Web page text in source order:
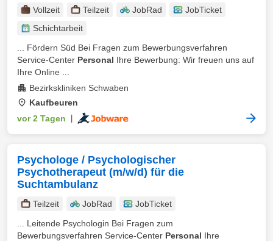
Vollzeit Teilzeit JobRad
JobTicket
Schichtarbeit
... Fördern Süd Bei Fragen zum Bewerbungsverfahren
Service-Center Personal Ihre Bewerbung: Wir freuen uns auf
Ihre Online ...
Bezirkskliniken Schwaben
Kaufbeuren
vor 2 Tagen
Psychologe / Psychologischer
Psychotherapeut (m/w/d) für die
Suchtambulanz
Teilzeit JobRad
JobTicket
... Leitende Psychologin Bei Fragen zum
Bewerbungsverfahren Service-Center Personal Ihre